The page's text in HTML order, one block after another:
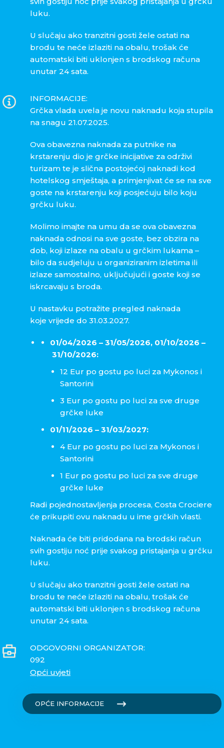
luku.
U slučaju ako tranzitni gosti žele ostati na
brodu te neće izlaziti na obalu, trošak će
automatski biti uklonjen s brodskog računa
unutar 24 sata.
INFORMACIJE:
Grčka vlada uvela je novu naknadu koja stupila
na snagu 21.07.2025.
Ova obavezna naknada za putnike na
krstarenju dio je grčke inicijative za održivi
turizam te je slična postojećoj naknadi kod
hotelskog smještaja, a primjenjivat će se na sve
goste na krstarenju koji posjećuju bilo koju
grčku luku.
Molimo imajte na umu da se ova obavezna
naknada odnosi na sve goste, bez obzira na
dob, koji izlaze na obalu u grčkim lukama –
bilo da sudjeluju u organiziranim izletima ili
izlaze samostalno, uključujući i goste koji se
iskrcavaju s broda.
U nastavku potražite pregled naknada
koje vrijede do 31.03.2027.
01/04/2026 – 31/05/2026, 01/10/2026 –
31/10/2026:
12 Eur po gostu po luci za Mykonos i
Santorini
3 Eur po gostu po luci za sve druge
grčke luke
01/11/2026 – 31/03/2027:
4 Eur po gostu po luci za Mykonos i
Santorini
1 Eur po gostu po luci za sve druge
grčke luke
Radi pojednostavljenja procesa, Costa Crociere
će prikupiti ovu naknadu u ime grčkih vlasti.
Naknada će biti pridodana na brodski račun
svih gostiju noć prije svakog pristajanja u grčku
luku.
U slučaju ako tranzitni gosti žele ostati na
brodu te neće izlaziti na obalu, trošak će
automatski biti uklonjen s brodskog računa
unutar 24 sata.
ODGOVORNI ORGANIZATOR:
092
Opći uvjeti
OPĆE INFORMACIJE